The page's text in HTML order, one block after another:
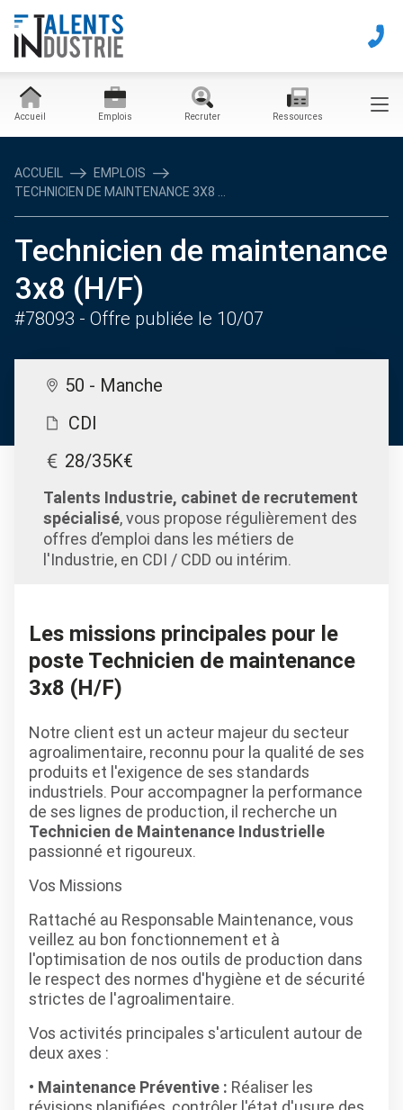
Accueil Emplois Recruter Ressources
ACCUEIL
EMPLOIS
TECHNICIEN DE MAINTENANCE 3X8 ...
Technicien de maintenance
3x8 (H/F)
#78093 - Offre publiée le 10/07
50 - Manche
CDI
28/35K€
Talents Industrie, cabinet de recrutement
spécialisé, vous propose régulièrement des
offres d’emploi dans les métiers de
l'Industrie, en CDI / CDD ou intérim.
Les missions principales pour le
poste Technicien de maintenance
3x8 (H/F)
Notre client est un acteur majeur du secteur
agroalimentaire, reconnu pour la qualité de ses
produits et l'exigence de ses standards
industriels. Pour accompagner la performance
de ses lignes de production, il recherche un
Technicien de Maintenance Industrielle
passionné et rigoureux.
Vos Missions
Rattaché au Responsable Maintenance, vous
veillez au bon fonctionnement et à
l'optimisation de nos outils de production dans
le respect des normes d'hygiène et de sécurité
strictes de l'agroalimentaire.
Vos activités principales s'articulent autour de
deux axes :
Maintenance Préventive : Réaliser les